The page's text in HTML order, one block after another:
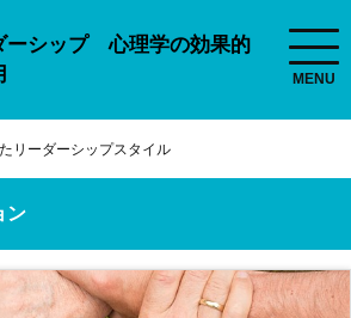
ーシップ 心理学の効果的
リーダーシップスタイル
ン